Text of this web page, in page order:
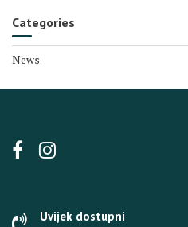
Categories
News
Uvijek dostupni